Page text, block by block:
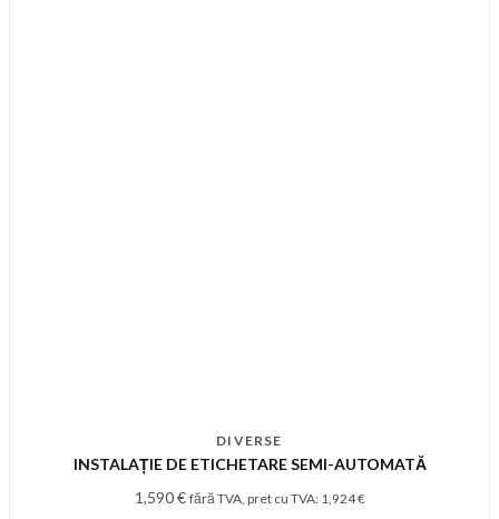
DIVERSE
INSTALAȚIE DE ETICHETARE SEMI-AUTOMATĂ
1,590€ fără TVA, pret cu TVA: 1,924€